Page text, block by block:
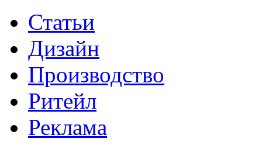
Статьи
Дизайн
Производство
Ритейл
Реклама